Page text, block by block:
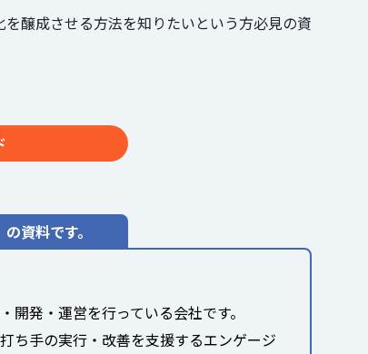
醸成させる方法を知りたいという方必見の資
の資料です。
開発・運営を行っている会社です。
ち手の実行・改善を支援するエンゲージ